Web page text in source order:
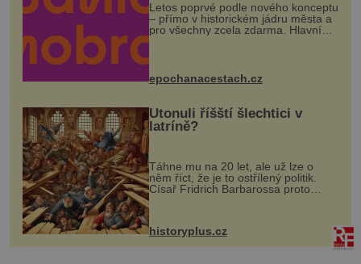
Letos poprvé podle nového konceptu
– přímo v historickém jádru města a
pro všechny zcela zdarma. Hlavní
program se odehraje na Karlově a
mohou těšit na víno, burčák, pes...
epochanacestach.cz
Utonuli říšští šlechtici v
latríně?
Táhne mu na 20 let, ale už lze o
něm říct, že je to ostřílený politik.
Císař Fridrich Barbarossa proto
posílá svého syna a dědice Jindřicha
VI. do Erfurtu, aby se stal
prostředníkem při řešení sporu m...
historyplus.cz